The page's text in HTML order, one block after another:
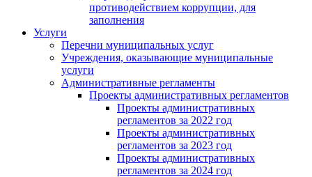
противодействием коррупции, для
заполнения
Услуги
Перечни муниципальных услуг
Учреждения, оказывающие муниципальные
услуги
Административные регламенты
Проекты административных регламентов
Проекты административных
регламентов за 2022 год
Проекты административных
регламентов за 2023 год
Проекты административных
регламентов за 2024 год